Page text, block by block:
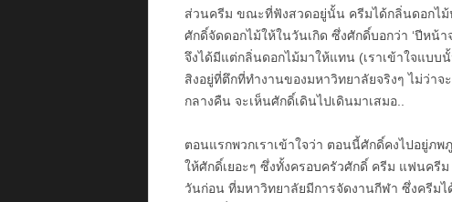
ส่วนครีม ขณะที่ฟังสวดอยู่นั้น ครีมได้กลิ่นดอกไม้
ศักดิ์จัดดอกไม้ให้ในวันเกิด ซึ่งศักดิ์บอกว่า ‘ปีหน้
จึงได้มีแต่กลิ่นดอกไม้มาให้แทน (เราเข้าใจแบบ
สิงอยู่ที่ตึกที่ทำงานของมหาวิทยาลัยจริงๆ ไม่ว่า
กลางคืน จะเห็นศักดิ์เดินไปเดินมาเสมอ..
ตอนแรกพวกเราเข้าใจว่า ตอนนี้ศักดิ์คงไปอยู่ภ
ให้ศักดิ์เยอะๆ ซึ่งทั้งครอบครัวศักดิ์ ครีม แฟนครี
วันก่อน ที่มหาวิทยาลัยมีการจัดงานกีฬา ซึ่งครีม